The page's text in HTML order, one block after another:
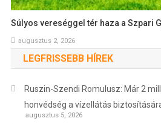
Súlyos vereséggel tér haza a Szpari
augusztus 2, 2026
LEGFRISSEBB HÍREK
Ruszin-Szendi Romulusz: Már 2
honvédség a vízellátás
augusztus 5, 2026